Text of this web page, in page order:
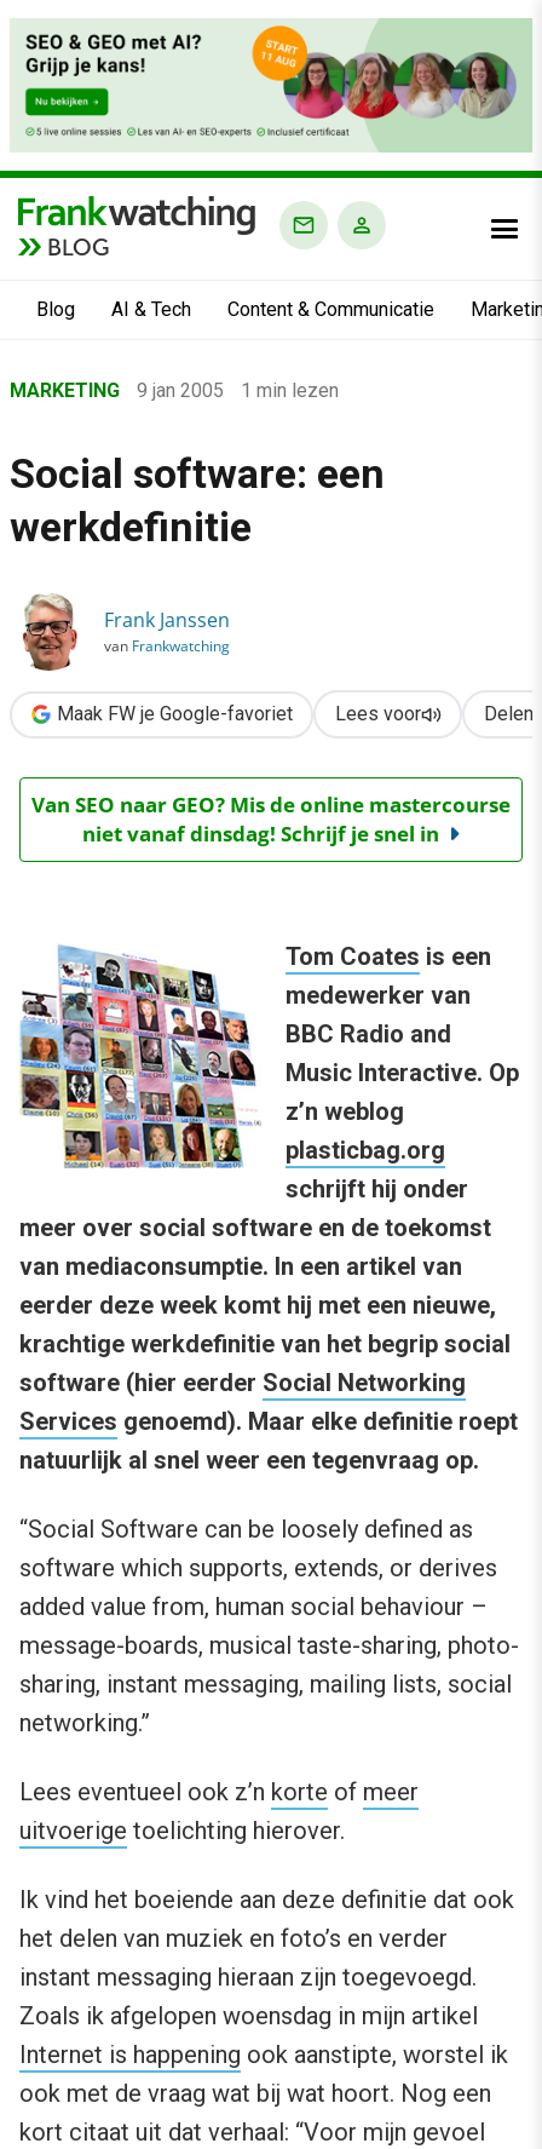
BLOG
Blog AI & Tech Content & Communicatie
›
›
Marketing
Social software: een werkdefinitie
MARKETING 9 jan 2005 1 min lezen
Social software: een
werkdefinitie
Frank Janssen
van Frankwatching
Maak FW je Google-favoriet Lees voor Delen
Van SEO naar GEO? Mis de online mastercourse
niet vanaf dinsdag! Schrijf je snel in
Tom Coates is een
medewerker van
BBC Radio and
Music Interactive. Op
z’n weblog
plasticbag.org
schrijft hij onder
meer over social software en de toekomst
van mediaconsumptie. In een artikel van
eerder deze week komt hij met een nieuwe,
krachtige werkdefinitie van het begrip social
software (hier eerder Social Networking
Services genoemd). Maar elke definitie roept
natuurlijk al snel weer een tegenvraag op.
“Social Software can be loosely defined as
software which supports, extends, or derives
added value from, human social behaviour –
message-boards, musical taste-sharing, photo-
sharing, instant messaging, mailing lists, social
networking.”
Lees eventueel ook z’n korte of meer
uitvoerige toelichting hierover.
Ik vind het boeiende aan deze definitie dat ook
het delen van muziek en foto’s en verder
instant messaging hieraan zijn toegevoegd.
Zoals ik afgelopen woensdag in mijn artikel
Internet is happening ook aanstipte, worstel ik
ook met de vraag wat bij wat hoort. Nog een
kort citaat uit dat verhaal: “Voor mijn gevoel